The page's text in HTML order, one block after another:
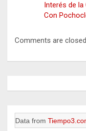
Interés de
Con
Comments are
Data from